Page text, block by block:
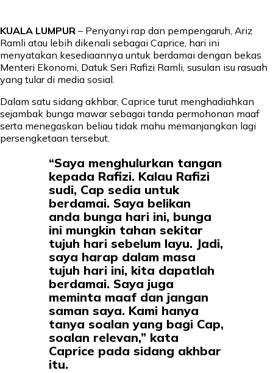
KUALA LUMPUR – Penyanyi rap dan pempengaruh, Ariz
Ramli atau lebih dikenali sebagai Caprice, hari ini
menyatakan kesediaannya untuk berdamai dengan bekas
Menteri Ekonomi, Datuk Seri Rafizi Ramli, susulan isu rasuah
yang tular di media sosial.
Dalam satu sidang akhbar, Caprice turut menghadiahkan
sejambak bunga mawar sebagai tanda permohonan maaf
serta menegaskan beliau tidak mahu memanjangkan lagi
persengketaan tersebut.
“Saya menghulurkan tangan
kepada Rafizi. Kalau Rafizi
sudi, Cap sedia untuk
berdamai. Saya belikan
anda bunga hari ini, bunga
ini mungkin tahan sekitar
tujuh hari sebelum layu. Jadi,
saya harap dalam masa
tujuh hari ini, kita dapatlah
berdamai. Saya juga
meminta maaf dan jangan
saman saya. Kami hanya
tanya soalan yang bagi Cap,
soalan relevan,” kata
Caprice pada sidang akhbar
itu.